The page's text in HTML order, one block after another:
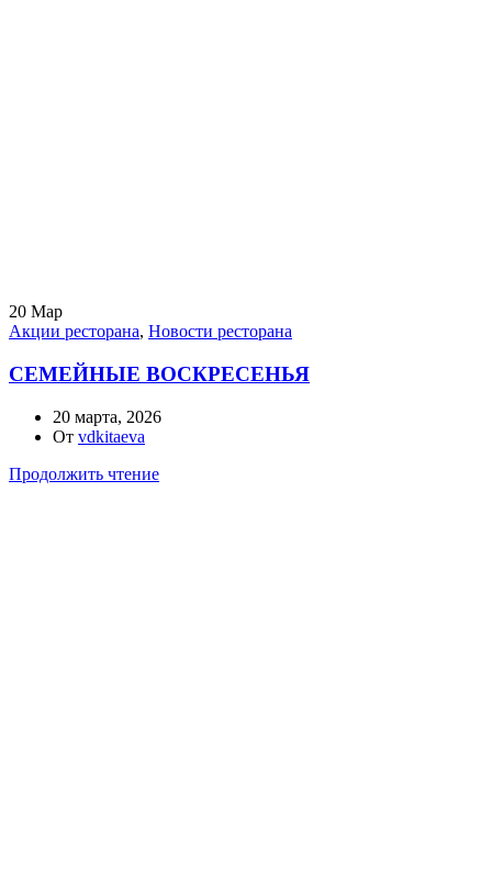
20 Мар
Акции ресторана, Новости ресторана
СЕМЕЙНЫЕ ВОСКРЕСЕНЬЯ
20 марта, 2026
От vdkitaeva
Продолжить чтение